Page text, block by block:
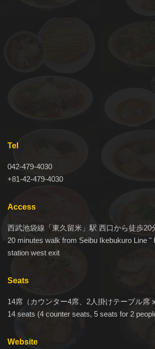
Tel
042-479-4030
+81-42-479-4030
Access
西武池袋線「東久留米」駅 西口から徒歩20
20 minutes walk from Seibu Ikebukuro Line "
station west exit
Seats
14席（カウンター4席、2人掛けテーブル席 x
14 seats (4 counter seats, 5 seats for 2
Website